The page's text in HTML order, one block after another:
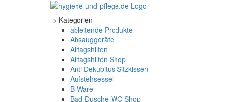
-> Kategorien
ableitende Produkte
Absauggeräte
Alltagshilfen
Alltagshilfen Shop
Anti Dekubitus Sitzkissen
Aufstehsessel
B-Ware
Bad-Dusche-WC Shop